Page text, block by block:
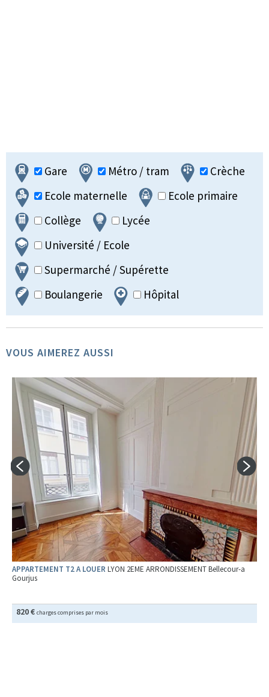
Gare Métro / tram
Crèche
Ecole maternelle
Ecole primaire
Collège
Lycée
Université / Ecole
Supermarché / Supérette
Boulangerie
Hôpital
VOUS AIMEREZ AUSSI
APPARTEMENT T2 A LOUER LYON 2EME ARRONDISSEMENT Bellecour-a
Gourjus
820 € charges comprises par mois